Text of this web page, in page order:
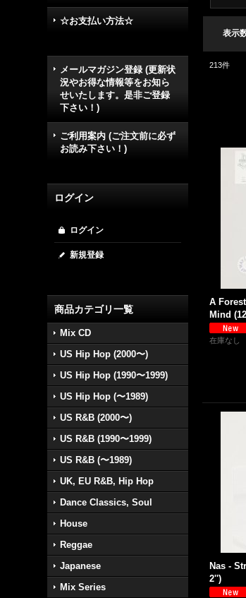
☆お支払い方法☆
メールマガジン登録 (更新状
況やお得な情報等をお知ら
せいたします。是非ご登録
下さい！)
ご利用案内 (ご注文前に必ず
お読み下さい！)
ログイン
ログイン
新規登録
商品カテゴリ一覧
Mix CD
US Hip Hop (2000〜)
US Hip Hop (1990〜1999)
US Hip Hop (〜1989)
US R&B (2000〜)
US R&B (1990〜1999)
US R&B (〜1989)
UK, EU R&B, Hip Hop
Dance Classics, Soul
House
Reggae
Japanese
Mix Series
表示
213件
A
Mind
在庫なし
Nas -
2'')